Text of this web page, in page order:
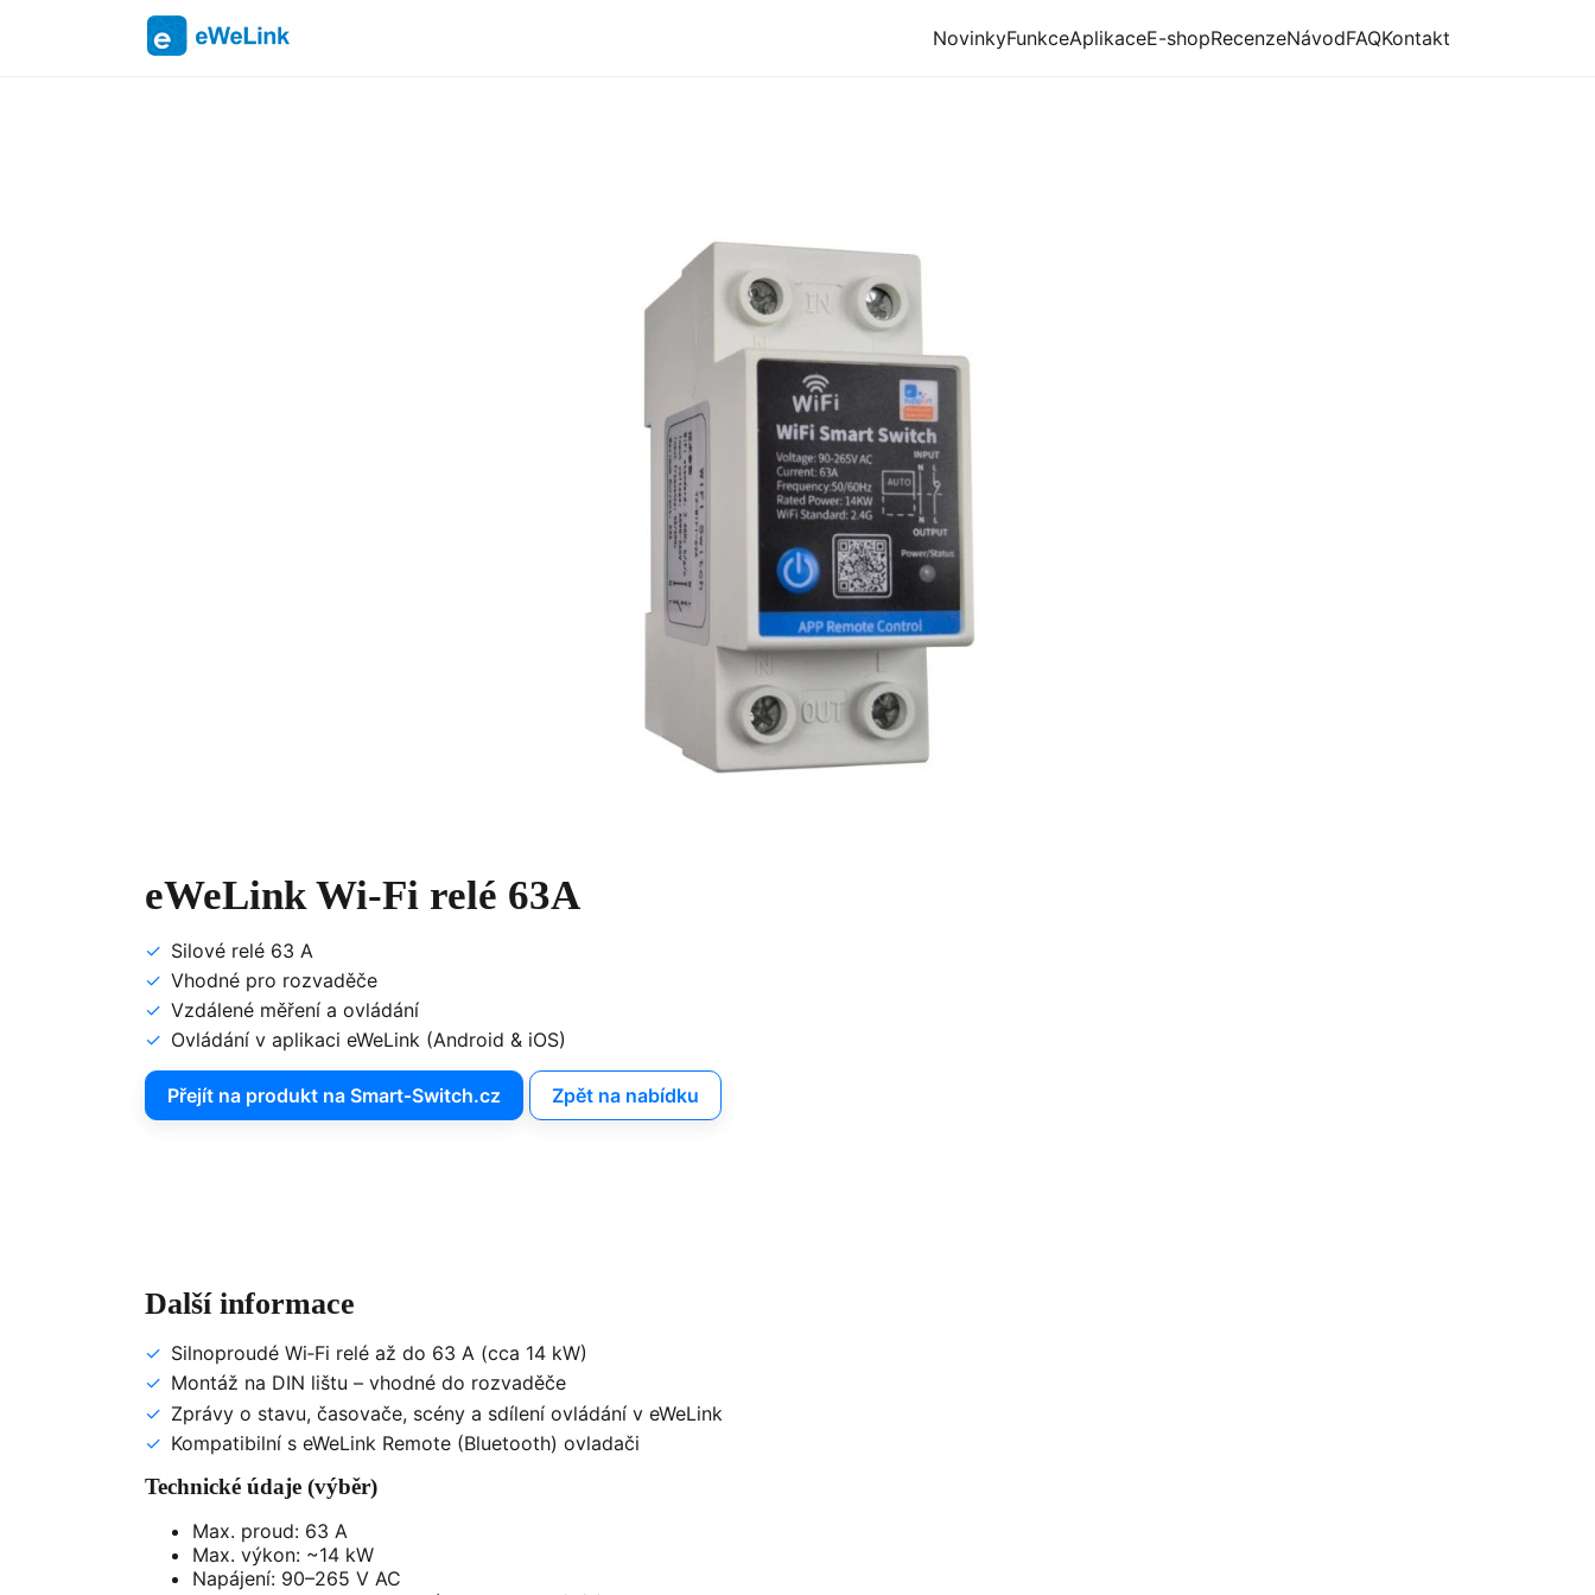
NovinkyFunkceAplikaceE-shopRecenzeNávodFAQKontakt
eWeLink Wi‑Fi relé 63A
Silové relé 63 A
Vhodné pro rozvaděče
Vzdálené měření a ovládání
Ovládání v aplikaci eWeLink (Android & iOS)
Přejít na produkt na Smart‑Switch.cz Zpět na nabídku
Další informace
Silnoproudé Wi‑Fi relé až do 63 A (cca 14 kW)
Montáž na DIN lištu – vhodné do rozvaděče
Zprávy o stavu, časovače, scény a sdílení ovládání v eWeLink
Kompatibilní s eWeLink Remote (Bluetooth) ovladači
Technické údaje (výběr)
Max. proud: 63 A
Max. výkon: ~14 kW
Napájení: 90–265 V AC